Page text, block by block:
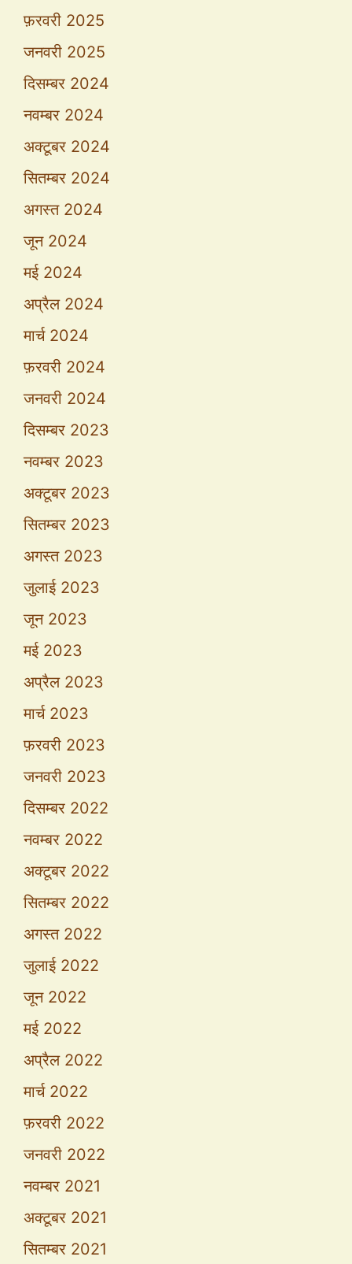
फ़रवरी 2025
जनवरी 2025
दिसम्बर 2024
नवम्बर 2024
अक्टूबर 2024
सितम्बर 2024
अगस्त 2024
जून 2024
मई 2024
अप्रैल 2024
मार्च 2024
फ़रवरी 2024
जनवरी 2024
दिसम्बर 2023
नवम्बर 2023
अक्टूबर 2023
सितम्बर 2023
अगस्त 2023
जुलाई 2023
जून 2023
मई 2023
अप्रैल 2023
मार्च 2023
फ़रवरी 2023
जनवरी 2023
दिसम्बर 2022
नवम्बर 2022
अक्टूबर 2022
सितम्बर 2022
अगस्त 2022
जुलाई 2022
जून 2022
मई 2022
अप्रैल 2022
मार्च 2022
फ़रवरी 2022
जनवरी 2022
नवम्बर 2021
अक्टूबर 2021
सितम्बर 2021